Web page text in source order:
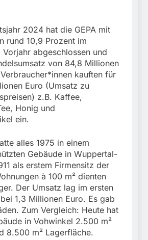
2024 hat die GEPA mit
rund 10,9 Prozent im
abgeschlossen und
von 84,8 Millionen
kauften für
Euro (Umsatz zu
z.B. Kaffee,
Honig und
ein.
alles 1975 in einem
Gebäude in Wuppertal-
als erstem Firmensitz der
à 100 m² dienten
Der Umsatz lag im ersten
1,3 Millionen Euro. Es gab
Zum Vergleich: Heute hat
in Vohwinkel 2.500 m²
8.500 m² Lagerfläche.